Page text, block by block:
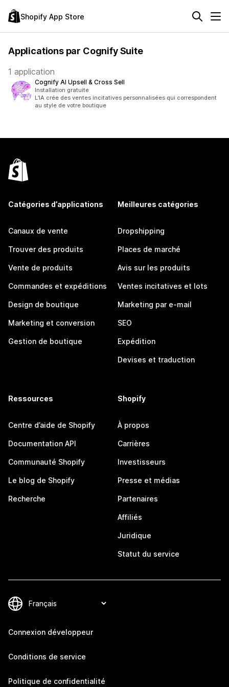
Shopify App Store
Applications par Cognify Suite
1 application
Cognify AI Upsell & Cross Sell
Installation gratuite
L’IA crée des ventes incitatives personnalisées qui correspondent
au style de votre boutique
Catégories d’applications
Canaux de vente
Trouver des produits
Vente de produits
Commandes et expéditions
Design de boutique
Marketing et conversion
Gestion de boutique
Meilleures catégories
Dropshipping
Places de marché
Avis sur les produits
Ventes incitatives et lots
Marketing par e-mail
SEO
Expédition
Devises et traduction
Ressources
Centre d’aide de Shopify
Documentation API
Communauté Shopify
Le blog de Shopify
Recherche
Shopify
À propos
Carrières
Investisseurs
Presse et médias
Partenaires
Affiliés
Juridique
Statut du service
Connexion développeur
Conditions de service
Politique de confidentialité